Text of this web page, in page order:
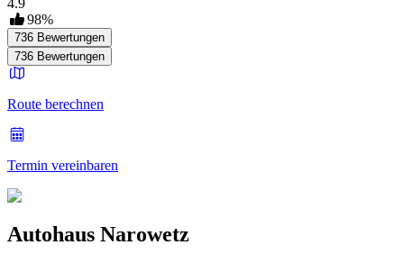
4.9
98%
736 Bewertungen
736 Bewertungen
Route berechnen
Termin vereinbaren
Autohaus Narowetz